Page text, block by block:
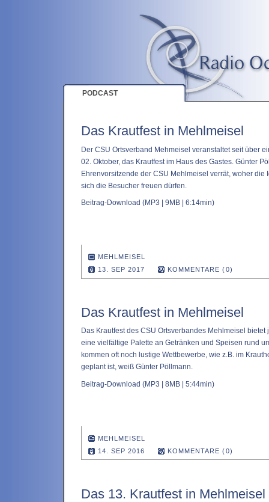
PODCAST
Das Krautfest in Mehlmeisel
Der CSU Ortsverband Mehmeisel veranstaltet seit über
02. Oktober, das Krautfest im Haus des Gastes. Günter
Ehrenvorsitzende der CSU Mehlmeisel verrät, woher die
sich die Besucher freuen dürfen.
Beitrag-Download (MP3 | 9MB | 6:14min)
MEHLMEISEL
13. SEP 2017
KOMMENTARE (0)
Das Krautfest in Mehlmeisel
Das Krautfest des CSU Ortsverbandes Mehlmeisel bietet
eine vielfältige Palette an Getränken und Speisen rund
kommen oft noch lustige Wettbewerbe, wie z.B. im
geplant ist, weiß Günter Pöllmann.
Beitrag-Download (MP3 | 8MB | 5:44min)
MEHLMEISEL
14. SEP 2016
KOMMENTARE (0)
Das 13. Krautfest in Mehlmeisel